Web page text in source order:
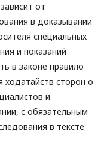
от
в доказывании
специальных
и показаний
в законе правило
ходатайств сторон о
и
с обязательным
в тексте